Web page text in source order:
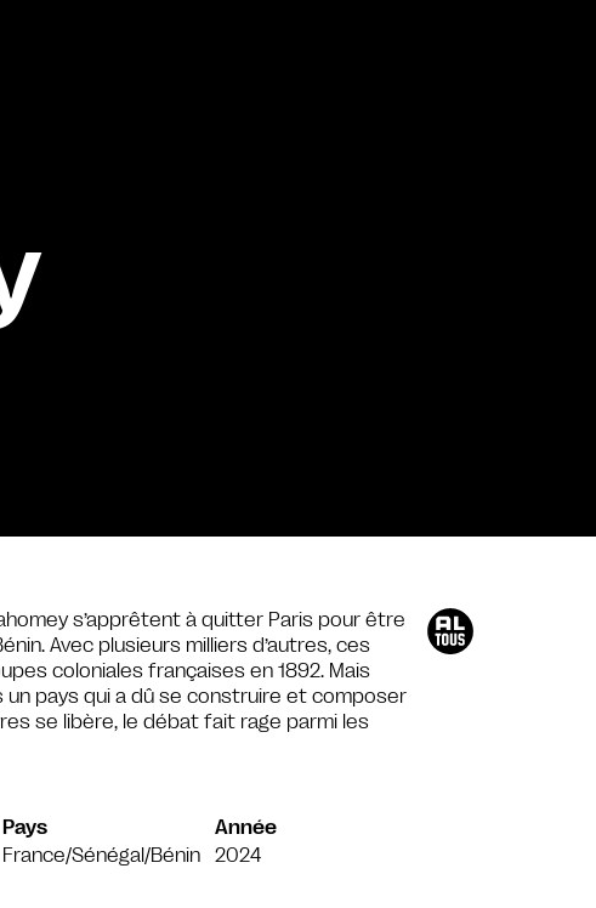
s’apprêtent à quitter Paris pour être
Avec plusieurs milliers d’autres, ces
coloniales françaises en 1892. Mais
pays qui a dû se construire et composer
se libère, le débat fait rage parmi les
Pays
France/Sénégal/Bénin
Année
2024